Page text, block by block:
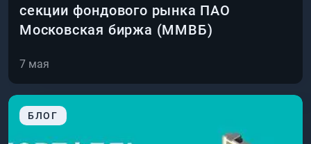
секции фондового рынка ПАО
Московская биржа (ММВБ)
7 мая
БЛОГ